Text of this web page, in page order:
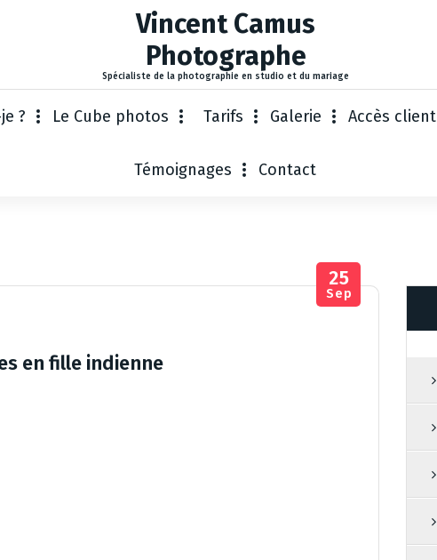
Vincent Camus
Photographe
Spécialiste de la photographie en studio et du mariage
? Le Cube photos Tarifs Galerie Accès client
Témoignages Contact
25
Sep
en fille indienne